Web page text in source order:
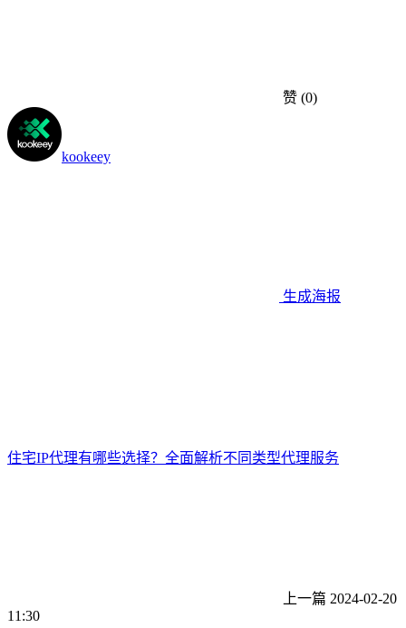
赞 (0)
kookeey
生成海报
住宅IP代理有哪些选择？全面解析不同类型代理服务
上一篇 2024-02-20
11:30